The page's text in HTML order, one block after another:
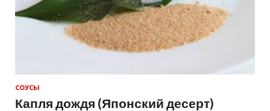
СОУСЫ
Капля дождя (Японский десерт)